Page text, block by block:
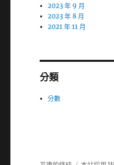
2023 年 9 月
2023 年 8 月
2021 年 11 月
分類
分數